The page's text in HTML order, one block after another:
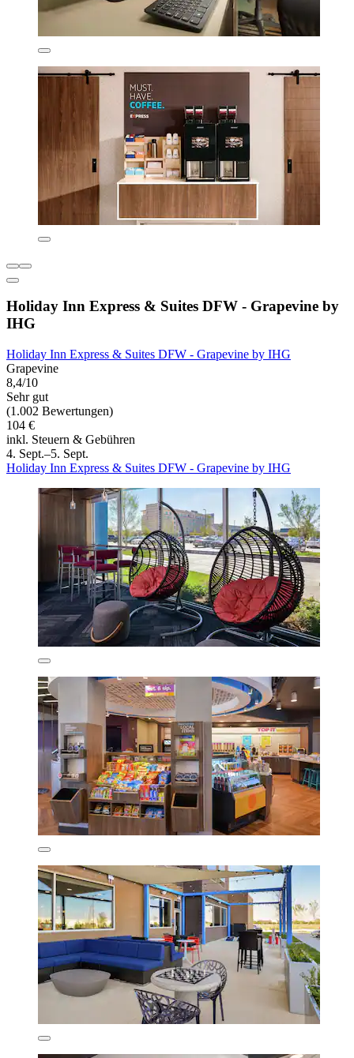
Holiday Inn Express & Suites DFW - Grapevine by
IHG
Holiday Inn Express & Suites DFW - Grapevine by IHG
Grapevine
8,4/10
Sehr gut
(1.002 Bewertungen)
104 €
inkl. Steuern & Gebühren
4. Sept.–5. Sept.
Holiday Inn Express & Suites DFW - Grapevine by IHG